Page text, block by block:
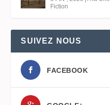
Fiction
SUIVEZ NOUS
FACEBOOK